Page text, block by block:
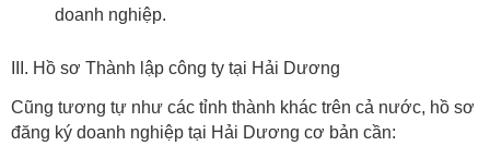
doanh nghiệp.
III. Hồ sơ Thành lập công ty tại Hải Dương
Cũng tương tự như các tỉnh thành khác trên cả nước, hồ sơ
đăng ký doanh nghiệp tại Hải Dương cơ bản cần: